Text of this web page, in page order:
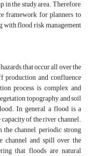
the study area. Therefore,
framework for planners to
with flood risk management
that occur all over the
and confluence
process is complex and
topography, and soil
In general, a flood is a
of the river channel.
channel, periodic strong
channel and spill over the
that floods are natural